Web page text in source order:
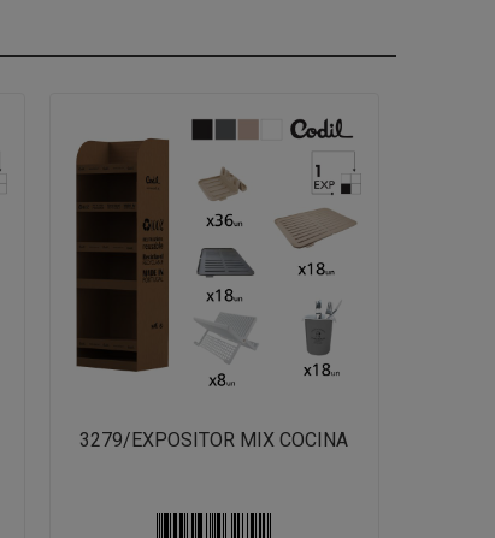
3279/EXPOSITOR MIX COCINA